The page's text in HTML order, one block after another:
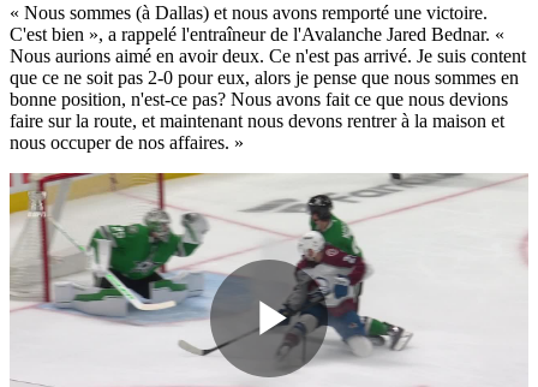
« Nous sommes (à Dallas) et nous avons remporté une victoire.
C'est bien », a rappelé l'entraîneur de l'Avalanche Jared Bednar. «
Nous aurions aimé en avoir deux. Ce n'est pas arrivé. Je suis content
que ce ne soit pas 2-0 pour eux, alors je pense que nous sommes en
bonne position, n'est-ce pas? Nous avons fait ce que nous devions
faire sur la route, et maintenant nous devons rentrer à la maison et
nous occuper de nos affaires. »